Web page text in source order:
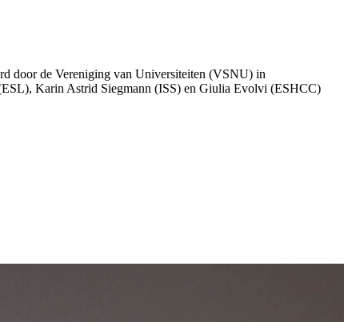
door de Vereniging van Universiteiten (VSNU) in
Karin Astrid Siegmann (ISS) en Giulia Evolvi (ESHCC)